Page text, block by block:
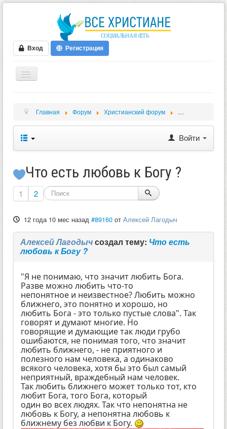
Вход Регистрация
ФОРУМ
ВИДЕО
БЛОГИ
МУЗЫКА
БИБЛИЯ
ОПРОСЫ
НОВОСТИ
Главная Форум Христианский форум Христианские
Войти
Что есть любовь к Богу ?
1 2
12 года 10 мес назад #89160 отАлексей Лагодыч
Алексей Лагодычсоздал тему: Что есть
любовь к Богу ?
"Я не понимаю, что значит любить Бога.
Разве можно любить что-то
непонятное и неизвестное? Любить можно
ближнего, это понятно и хорошо, но
любить Бога - это только пустые слова". Так
говорят и думают многие. Но
говорящие и думающие так люди грубо
ошибаются, не понимая того, что значит
любить ближнего, - не приятного и
полезного нам человека, а одинаково
всякого человека, хотя бы это был самый
неприятный, враждебный нам человек.
Так любить ближнего может только тот, кто
любит Бога, того Бога, который
один во всех людях. Так что непонятна не
любовь к Богу, а непонятна любовь к
ближнему без любви к Богу.